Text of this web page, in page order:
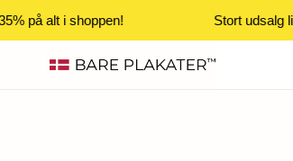
på alt i shoppen! Stort udsalg